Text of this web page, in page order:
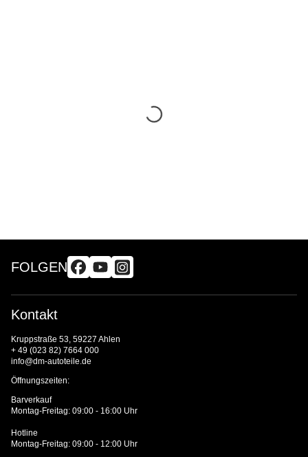
FOLGEN
Kontakt
Kruppstraße 53, 59227 Ahlen
+ 49 (023 82) 7664 000
info@dm-autoteile.de
Öffnungszeiten:
Barverkauf
Montag-Freitag: 09:00 - 16:00 Uhr
Hotline
Montag-Freitag: 09:00 - 12:00 Uhr